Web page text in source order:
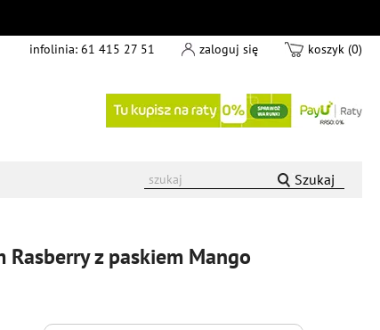
infolinia: 61 415 27 51 zaloguj się koszyk (0)
Szukaj
z paskiem Mango